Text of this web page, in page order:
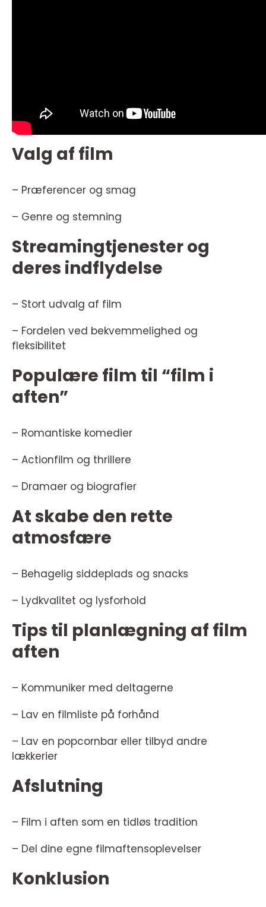
Valg af film
– Præferencer og smag
– Genre og stemning
Streamingtjenester og
deres indflydelse
– Stort udvalg af film
– Fordelen ved bekvemmelighed og
fleksibilitet
Populære film til “film i
aften”
– Romantiske komedier
– Actionfilm og thrillere
– Dramaer og biografier
At skabe den rette
atmosfære
– Behagelig siddeplads og snacks
– Lydkvalitet og lysforhold
Tips til planlægning af film
aften
– Kommuniker med deltagerne
– Lav en filmliste på forhånd
– Lav en popcornbar eller tilbyd andre
lækkerier
Afslutning
– Film i aften som en tidløs tradition
– Del dine egne filmaftensoplevelser
Konklusion